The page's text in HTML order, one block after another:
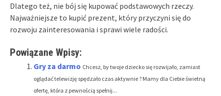
Dlatego też, nie bój się kupować podstawowych rzeczy.
Najważniejsze to kupić prezent, który przyczyni się do
rozwoju zainteresowania i sprawi wiele radości.
Powiązane Wpisy:
Gry za darmo Chcesz, by twoje dziecko się rozwijało, zamiast
oglądać telewizję spędzało czas aktywnie ? Mamy dla Ciebie świetną
ofertę, która z pewnością spełnij...